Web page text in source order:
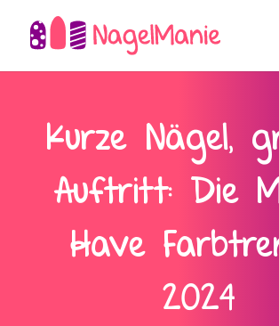
Kurze Nägel,
Auftritt: Die
Have
2024